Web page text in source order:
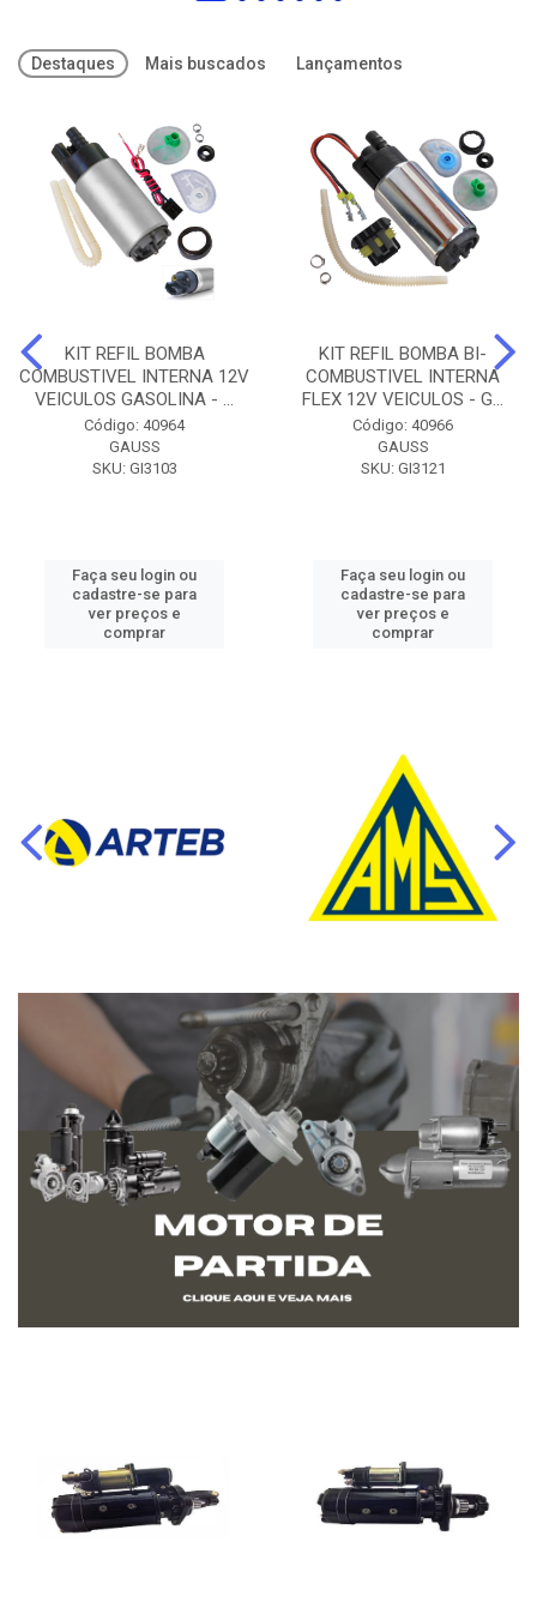
Destaques Mais buscados Lançamentos
KIT REFIL BOMBA
COMBUSTIVEL INTERNA 12V
VEICULOS GASOLINA - ...
Código: 40964
GAUSS
SKU: GI3103
Faça seu login ou
cadastre-se para
ver preços e
comprar
KIT REFIL BOMBA BI-
COMBUSTIVEL INTERNA
FLEX 12V VEICULOS - G...
Código: 40966
GAUSS
SKU: GI3121
Faça seu login ou
cadastre-se para
ver preços e
comprar